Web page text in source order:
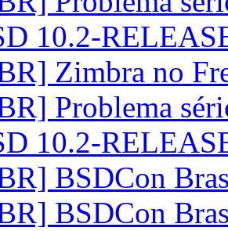
10.2-
Zimbra no
Problema
10.2-
BSDCon
BSDCon